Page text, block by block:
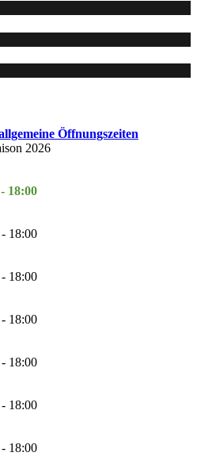
Öffnungszeiten
2026
18:00
18:00
18:00
18:00
18:00
18:00
18:00